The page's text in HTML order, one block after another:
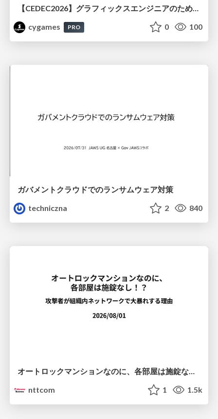
【CEDEC2026】グラフィックスエンジニアのためのニューラルシェーディング入門
cygames
PRO 0 100
ガバメントクラウドでのランサムウェア対策
techniczna
2 840
nttcom
1 1.5k